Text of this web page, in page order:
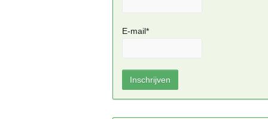
E-mail*